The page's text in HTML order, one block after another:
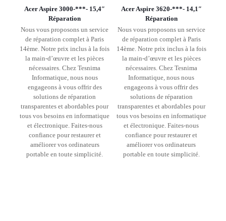
Acer Aspire 3000-***- 15,4″
Réparation
Nous vous proposons un service
de réparation complet à Paris
14ème. Notre prix inclus à la fois
la main-d’œuvre et les pièces
nécessaires. Chez Tesnima
Informatique, nous nous
engageons à vous offrir des
solutions de réparation
transparentes et abordables pour
tous vos besoins en informatique
et électronique. Faites-nous
confiance pour restaurer et
améliorer vos ordinateurs
portable en toute simplicité.
Acer Aspire 3620-***- 14,1″
Réparation
Nous vous proposons un service
de réparation complet à Paris
14ème. Notre prix inclus à la fois
la main-d’œuvre et les pièces
nécessaires. Chez Tesnima
Informatique, nous nous
engageons à vous offrir des
solutions de réparation
transparentes et abordables pour
tous vos besoins en informatique
et électronique. Faites-nous
confiance pour restaurer et
améliorer vos ordinateurs
portable en toute simplicité.